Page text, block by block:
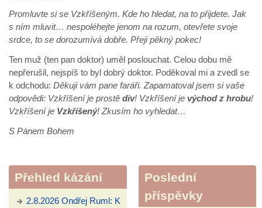
Promluvte si se Vzkříšeným. Kde ho hledat, na to přijdete. Jak
s ním mluvit… nespoléhejte jenom na rozum, otevřete svoje
srdce, to se dorozumívá dobře. Přeji pěkný pokec!
Ten muž (ten pan doktor) uměl poslouchat. Celou dobu mě
nepřerušil, nejspíš to byl dobrý doktor. Poděkoval mi a zvedl se
k odchodu: Děkuji vám pane faráři. Zapamatoval jsem si vaše
odpovědi: Vzkříšení je prostě div! Vzkříšení je východ z hrobu!
Vzkříšení je Vzkříšený! Zkusím ho vyhledat…
S Pánem Bohem
Přehled kázání
2.8.2026 Ondřej Ruml: K
Poslední
příspěvky